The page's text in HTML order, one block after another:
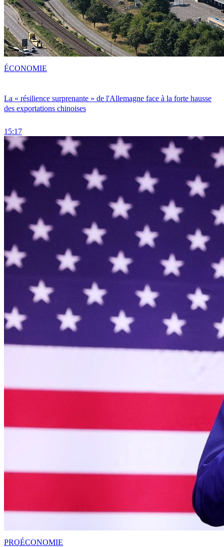
La « résilience surprenante » de l'Allemagne face à la forte hausse
des exportations chinoises
15:17
ÉCONOMIE
PROÉCONOMIE